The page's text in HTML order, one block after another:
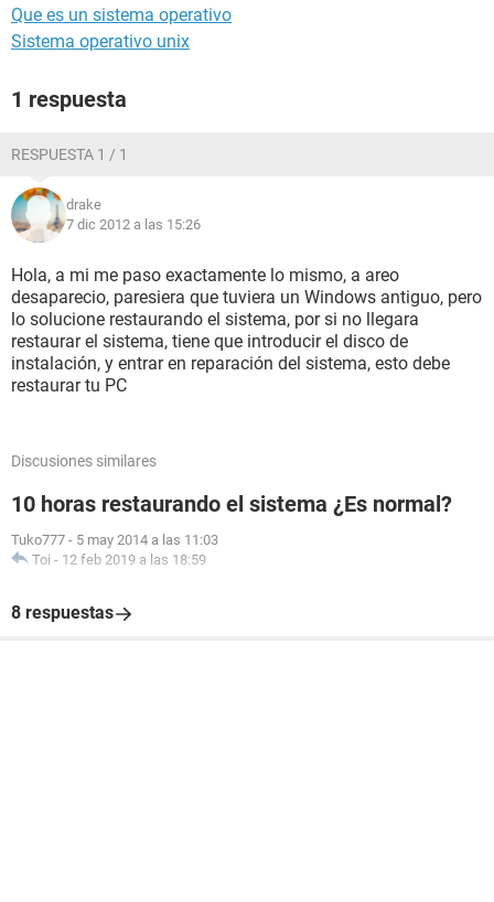
Que es un sistema operativo
Sistema operativo unix
1 respuesta
RESPUESTA 1 / 1
drake
7 dic 2012 a las 15:26
Hola, a mi me paso exactamente lo mismo, a areo
desaparecio, paresiera que tuviera un Windows antiguo, pero
lo solucione restaurando el sistema, por si no llegara
restaurar el sistema, tiene que introducir el disco de
instalación, y entrar en reparación del sistema, esto debe
restaurar tu PC
Discusiones similares
10 horas restaurando el sistema ¿Es normal?
Tuko777 - 5 may 2014 a las 11:03
Toi - 12 feb 2019 a las 18:59
8 respuestas